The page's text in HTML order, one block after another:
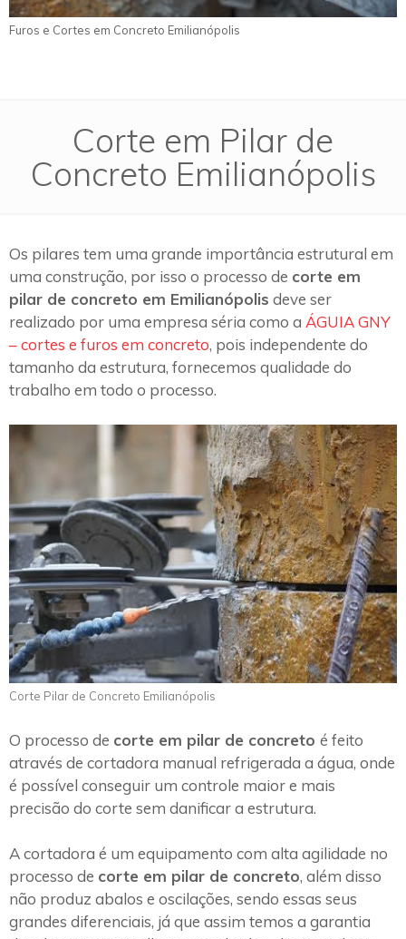
Furos e Cortes em Concreto Emilianópolis
Corte em Pilar de
Concreto Emilianópolis
Os pilares tem uma grande importância estrutural em
uma construção, por isso o processo de corte em
pilar de concreto em Emilianópolis deve ser
realizado por uma empresa séria como a ÁGUIA GNY
– cortes e furos em concreto, pois independente do
tamanho da estrutura, fornecemos qualidade do
trabalho em todo o processo.
Corte Pilar de Concreto Emilianópolis
O processo de corte em pilar de concreto é feito
através de cortadora manual refrigerada a água, onde
é possível conseguir um controle maior e mais
precisão do corte sem danificar a estrutura.
A cortadora é um equipamento com alta agilidade no
processo de corte em pilar de concreto, além disso
não produz abalos e oscilações, sendo essas seus
grandes diferenciais, já que assim temos a garantia